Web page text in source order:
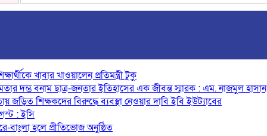
খাবার খাওয়ালেন প্রতিমন্ত্রী টুকু
দম্ভ বনাম ছাত্র-জনতার ইতিহাসের এক জীবন্ত স্মারক : এম. নাজমুল হাসান
জড়িত শিক্ষকদের বিরুদ্ধে ব্যবস্থা নেওয়ার দাবি ইবি ইউট্যাবের
: ইসি
বাংলা হলে প্রীতিভোজ অনুষ্ঠিত